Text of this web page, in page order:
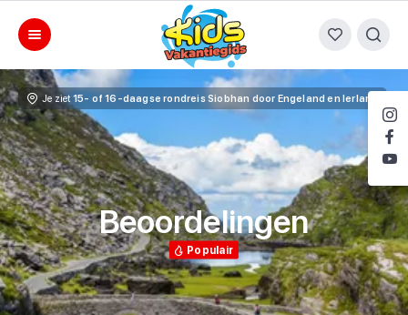
Beoordelingen
Populair
Je ziet 15- of 16-daagse rondreis Siobhan door Engeland en Ierland